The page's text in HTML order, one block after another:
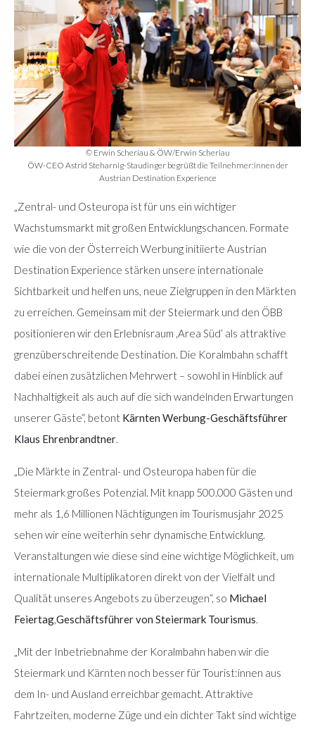
© Erwin Scheriau & ÖW/Erwin Scheriau
ÖW-CEO Astrid Steharnig-Staudinger begrüßt die Teilnehmer:innen der
Austrian Destination Experience
„Zentral- und Osteuropa ist für uns ein wichtiger
Wachstumsmarkt mit großen Entwicklungschancen. Formate
wie die von der Österreich Werbung initiierte Austrian
Destination Experience stärken unsere internationale
Sichtbarkeit und helfen uns, neue Zielgruppen in den Märkten
zu erreichen. Gemeinsam mit der Steiermark und den ÖBB
positionieren wir den Erlebnisraum ,Area Süd‘ als attraktive
grenzüberschreitende Destination. Die Koralmbahn schafft
dabei einen zusätzlichen Mehrwert – sowohl in Hinblick auf
Nachhaltigkeit als auch auf die sich wandelnden Erwartungen
unserer Gäste“, betont Kärnten Werbung-Geschäftsführer
Klaus Ehrenbrandtner.
„Die Märkte in Zentral- und Osteuropa haben für die
Steiermark großes Potenzial. Mit knapp 500.000 Gästen und
mehr als 1,6 Millionen Nächtigungen im Tourismusjahr 2025
sehen wir eine weiterhin sehr dynamische Entwicklung.
Veranstaltungen wie diese sind eine wichtige Möglichkeit, um
internationale Multiplikatoren direkt von der Vielfalt und
Qualität unseres Angebots zu überzeugen“, so Michael
Feiertag,Geschäftsführer von Steiermark Tourismus.
„Mit der Inbetriebnahme der Koralmbahn haben wir die
Steiermark und Kärnten noch besser für Tourist:innen aus
dem In- und Ausland erreichbar gemacht. Attraktive
Fahrtzeiten, moderne Züge und ein dichter Takt sind wichtige